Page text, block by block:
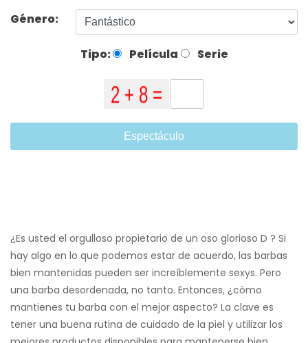
Género:
Tipo: Película Serie
Espectáculo
¿Es usted el orgulloso propietario de un oso glorioso D ? Si
hay algo en lo que podemos estar de acuerdo, las barbas
bien mantenidas pueden ser increíblemente sexys. Pero
una barba desordenada, no tanto. Entonces, ¿cómo
mantienes tu barba con el mejor aspecto? La clave es
tener una buena rutina de cuidado de la piel y utilizar los